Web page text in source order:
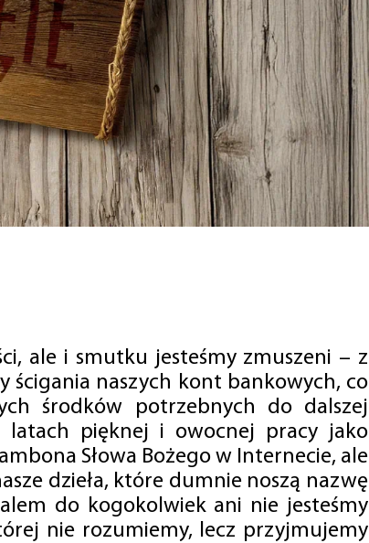
ale i smutku jesteśmy zmuszeni – z
ścigania naszych kont bankowych, co
środków potrzebnych do dalszej
latach pięknej i owocnej pracy jako
Słowa Bożego w Internecie, ale
dzieła, które dumnie noszą nazwę
do kogokolwiek ani nie jesteśmy
nie rozumiemy, lecz przyjmujemy